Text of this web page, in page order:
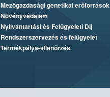
Mezőgazdasági genetikai erőforrások
Növényvédelem
Nyilvántartási és Felügyeleti Díj
Rendszerszervezés és felügyelet
Termékpálya-ellenőrzés